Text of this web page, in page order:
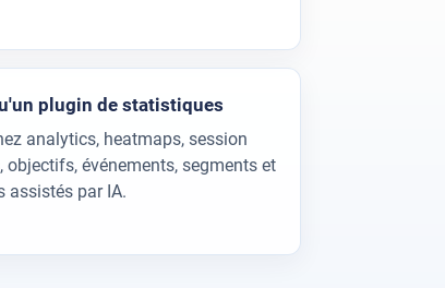
plugin de statistiques
analytics, heatmaps, session
objectifs, événements, segments et
assistés par IA.